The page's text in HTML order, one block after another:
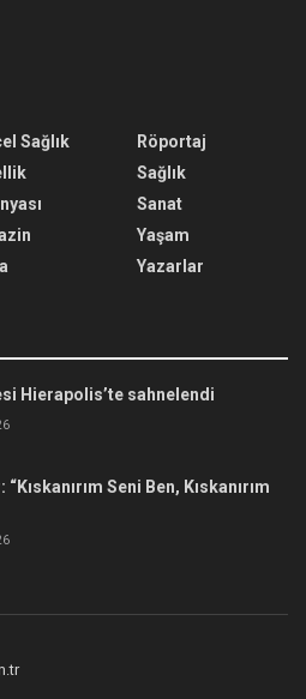
Sağlık
Röportaj
Sağlık
Sanat
Yaşam
Yazarlar
Hierapolis’te sahnelendi
Seni Ben, Kıskanırım